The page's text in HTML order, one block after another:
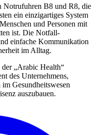
Notrufuhren B8 und R8, die
ein einzigartiges System
und Personen mit
ist. Die Notfall-
einfache Kommunikation
im Alltag.
„Arabic Health“
des Unternehmens,
Gesundheitswesen
auszubauen.